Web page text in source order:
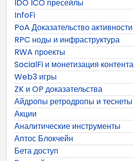
IDO ICO пресейлы
InfoFi
PoA Доказательство активности
RPC ноды и инфраструктура
RWA проекты
SocialFi и монетизация контента
Web3 игры
ZK и OP доказательства
Айдропы ретродропы и теснеты
Акции
Аналитические инструменты
Аптос Блокчейн
Бета доступ